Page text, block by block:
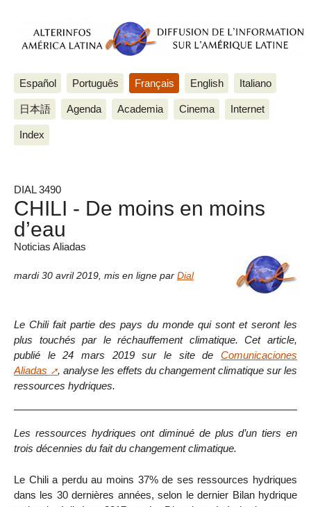
Español Português Français English Italiano
日本語 Agenda Academia Cinema Internet
Index
DIAL 3490
CHILI - De moins en moins
d’eau
Noticias Aliadas
mardi 30 avril 2019 mis en ligne par Dial
Le Chili fait partie des pays du monde qui sont et seront les
plus touchés par le réchauffement climatique. Cet article,
publié le 24 mars 2019 sur le site de Comunicaciones
Aliadas
, analyse les effets du changement climatique sur les
ressources hydriques.
Les ressources hydriques ont diminué de plus d’un tiers en
trois décennies du fait du changement climatique.
Le Chili a perdu au moins 37% de ses ressources hydriques
dans les 30 dernières années, selon le dernier Bilan hydrique